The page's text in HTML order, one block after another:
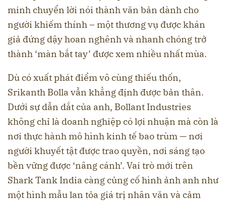
minh chuyển lời nói thành văn bản dành cho
người khiếm thính – một thương vụ được khán
giả đứng dậy hoan nghênh và nhanh chóng trở
thành ‘màn bắt tay’ được xem nhiều nhất mùa.
Dù có xuất phát điểm vô cùng thiếu thốn,
Srikanth Bolla vẫn khẳng định được bản thân.
Dưới sự dẫn dắt của anh, Bollant Industries
không chỉ là doanh nghiệp có lợi nhuận mà còn là
nơi thực hành mô hình kinh tế bao trùm — nơi
người khuyết tật được trao quyền, nơi sáng tạo
bền vững được ‘nâng cánh’. Vai trò mới trên
Shark Tank India càng củng cố hình ảnh anh như
một hình mẫu lan tỏa giá trị nhân văn và cảm